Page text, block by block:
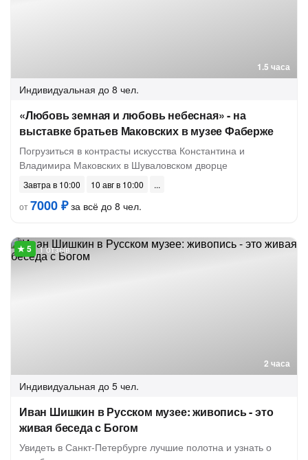
1.5 часа
Индивидуальная до 8 чел.
«Любовь земная и любовь небесная» - на
выставке братьев Маковских в музее Фаберже
Погрузиться в контрасты искусства Константина и
Владимира Маковских в Шуваловском дворце
Завтра в 10:00
10 авг в 10:00
от7000 ₽за всё до 8 чел.
2 часа
1 отзыв
Индивидуальная до 5 чел.
Иван Шишкин в Русском музее: живопись - это
живая беседа с Богом
Увидеть в Санкт-Петербурге лучшие полотна и узнать о